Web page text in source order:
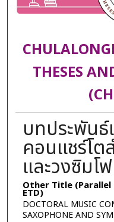
THESES
บทประพัน
คอนแชร์โต
และวงซิมโ
Other Title
ETD)
DOCTORAL MUSIC
SAXOPHONE AND